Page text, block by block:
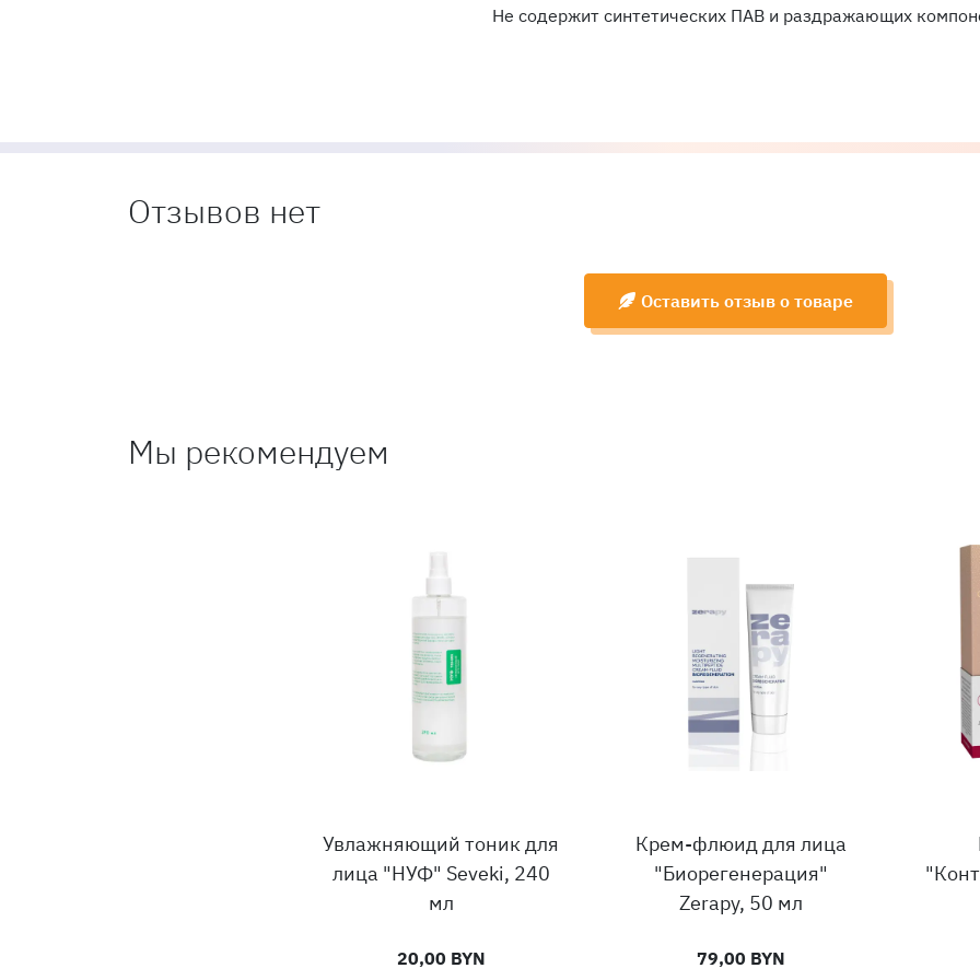
Не содержит синтетических ПАВ и раздражающих
Отзывов нет
Оставить отзыв о товаре
Мы рекомендуем
Увлажняющий тоник для
лица "НУФ" Seveki, 240
мл
20,00 BYN
Крем-флюид для лица
"Биорегенерация"
Zerapy, 50 мл
79,00 BYN